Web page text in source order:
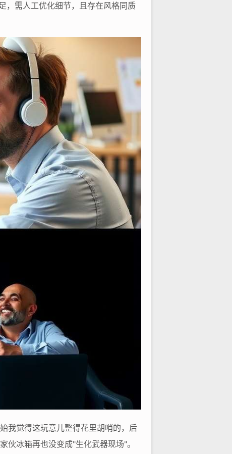
，需人工优化细节，且存在风格同质
我觉得这玩意儿整得花里胡哨的，后
伙冰箱再也没变成"生化武器现场"。